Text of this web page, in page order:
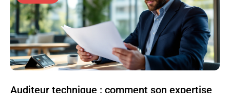
Auditeur technique : comment son expertise